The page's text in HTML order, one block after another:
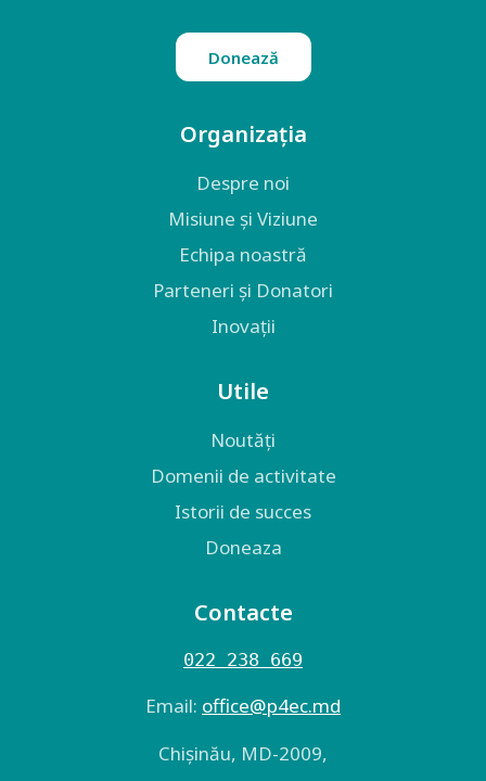
Donează
Organizația
Despre noi
Misiune și Viziune
Echipa noastră
Parteneri și Donatori
Inovații
Utile
Noutăți
Domenii de activitate
Istorii de succes
Doneaza
Contacte
022 238 669
Email: оffice@p4ec.md
Chişinău, MD-2009,